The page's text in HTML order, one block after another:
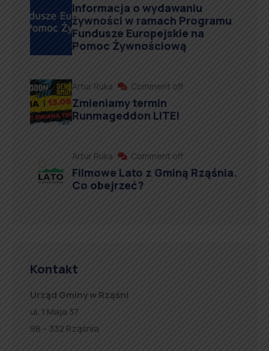
Informacja o wydawaniu
żywności w ramach Programu
Fundusze Europejskie na
Pomoc Żywnościową
Artur Ruka Comment off
Zmieniamy termin
Runmageddon LITE!
Artur Ruka Comment off
Filmowe Lato z Gminą Rząśnia.
Co obejrzeć?
Kontakt
Urząd Gminy w Rząśni
ul. 1 Maja 37
98 – 332 Rząśnia